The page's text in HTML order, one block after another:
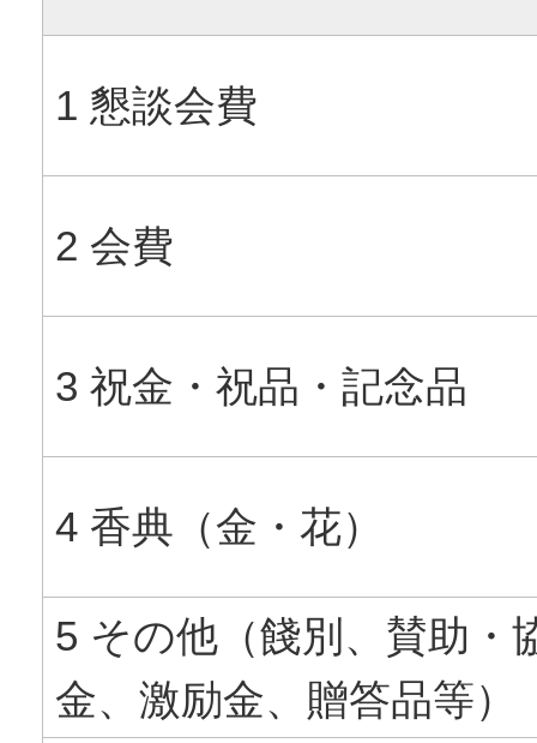
1 懇談会費
2 会費
3 祝金・祝品・記念品
4 香典（金・花）
5 その他（餞別、賛助・
金、激励金、贈答品等）